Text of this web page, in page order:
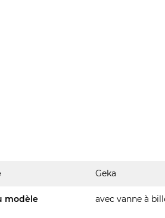
Geka
modèle avec vanne à